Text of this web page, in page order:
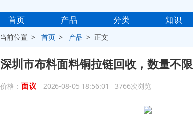
首页 产品 分类 知识
当前位置 >首页 > 产品 > 正文
深圳市布料面料铜拉链回收，数量不
价格： 面议 2026-08-05 18:56:01 3766次浏览